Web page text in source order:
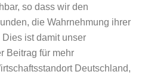
so dass wir den
die Wahrnehmung ihrer
ist damit unser
Beitrag für mehr
Deutschland,